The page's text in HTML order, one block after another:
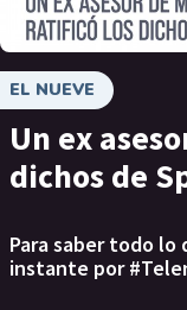
EL NUEVE
Un ex
dichos de
Para saber todo lo
instante por